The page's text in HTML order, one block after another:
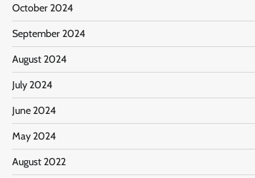
October 2024
September 2024
August 2024
July 2024
June 2024
May 2024
August 2022